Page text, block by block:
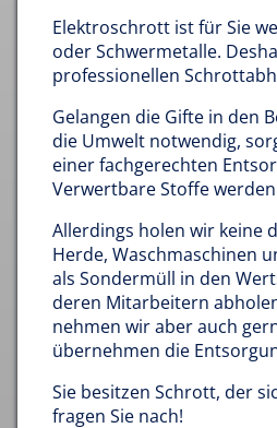
Elektroschrott ist für Sie
oder Schwermetalle.
professionellen
Gelangen die Gifte in den
die Umwelt notwendig,
einer fachgerechten
Verwertbare Stoffe
Allerdings holen wir keine
Herde, Waschmaschinen
als Sondermüll in den
deren Mitarbeitern
nehmen wir aber auch
übernehmen die
Sie besitzen Schrott, der
fragen Sie nach!